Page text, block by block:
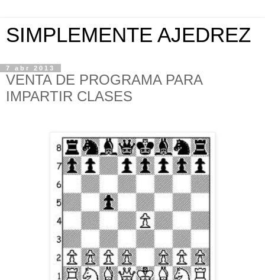
SIMPLEMENTE AJEDREZ
7 abr 2013
VENTA DE PROGRAMA PARA
IMPARTIR CLASES